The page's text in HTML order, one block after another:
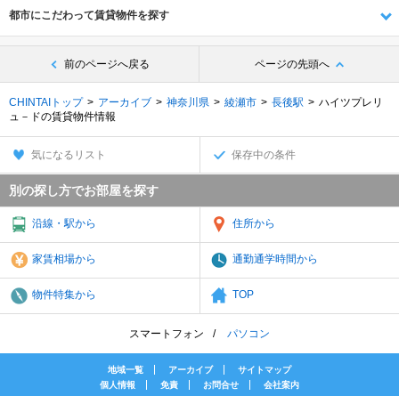
都市にこだわって賃貸物件を探す
前のページへ戻る ページの先頭へ
CHINTAIトップ アーカイブ 神奈川県 綾瀬市 長後駅
ハイツプレリ
ュ－ドの賃貸物件情報
気になるリスト 保存中の条件
別の探し方でお部屋を探す
沿線・駅から 住所から
家賃相場から 通勤通学時間から
物件特集から TOP
スマートフォン パソコン
地域一覧 アーカイブ
サイトマップ
個人情報
免責 お問合せ 会社案内